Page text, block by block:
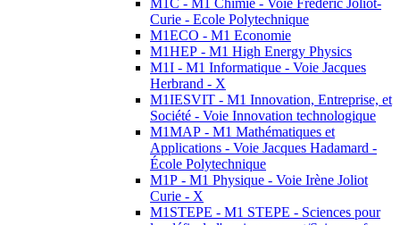
M1C - M1 Chimie - Voie Fréderic Joliot-
Curie - Ecole Polytechnique
M1ECO - M1 Economie
M1HEP - M1 High Energy Physics
M1I - M1 Informatique - Voie Jacques
Herbrand - X
M1IESVIT - M1 Innovation, Entreprise, et
Société - Voie Innovation technologique
M1MAP - M1 Mathématiques et
Applications - Voie Jacques Hadamard -
École Polytechnique
M1P - M1 Physique - Voie Irène Joliot
Curie - X
M1STEPE - M1 STEPE - Sciences pour